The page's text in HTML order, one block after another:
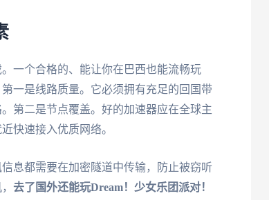
一个合格的、能让你在巴西也能流畅玩
一是线路质量。它必须拥有充足的回国带
第二是节点覆盖。好的加速器应在全球主
快速接入优质网络。
息都需要在加密隧道中传输，防止被窃听
去了国外还能玩Dream！少女乐团派对！